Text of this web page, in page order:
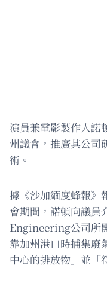
演員兼電影製作人
州議會，推廣其公司
術。
據《沙加緬度蜂報》
會期間，諾頓向議員
Engineering公司所
靠加州港口時捕集廢
中心的排放物」並「